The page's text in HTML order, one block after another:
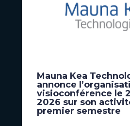
Mauna Kea
annonce
visioconférence le
2026 sur son
premier semestre